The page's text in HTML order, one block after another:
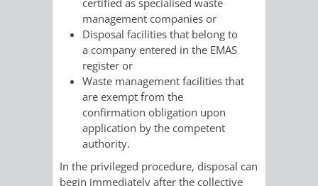
VERMIETE
DOCH
AN
DEINE
STABSSTELLE
BÄDER(PLANUNG
GEBÄUDEBETRIEB
management companies or
Disposal facilities that belong to
a company entered in the EMAS
register or
Waste management facilities that
are exempt from the
confirmation obligation upon
application by the competent
authority.
In the privileged procedure, disposal can
begin immediately after the collective